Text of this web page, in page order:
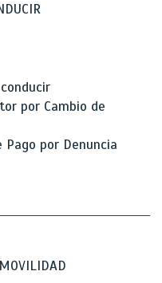
por Cambio de
Pago por Denuncia